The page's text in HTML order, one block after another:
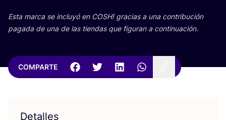
Esta mar­ca se inclu­yó en COSH! gra­cias a una con­tri­bu­ción
paga­da de una de las tien­das que figu­ran a continuación.
COMPARTE
Detalles